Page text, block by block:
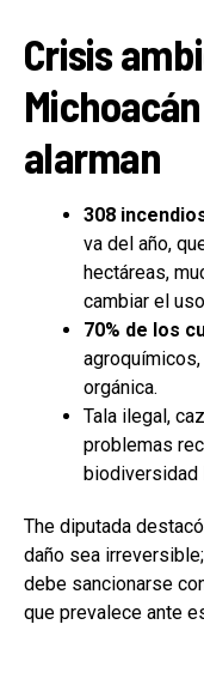
Crisis
alarman
308
va del año,
hectáreas,
cambiar el
70% de los
orgánica.
Tala ilegal,
problemas
biodiversidad
The diputada
daño sea
debe sancionarse
que prevalece ante